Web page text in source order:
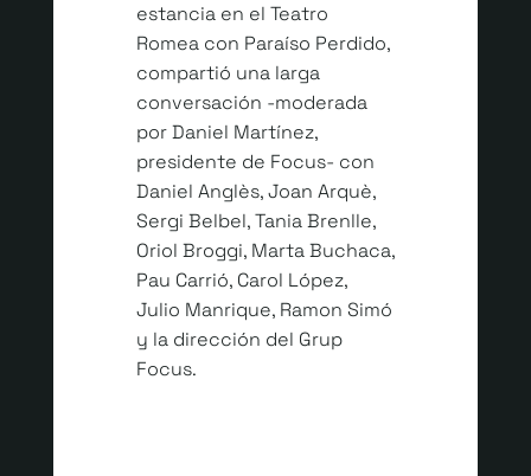
estancia en el Teatro
Romea con Paraíso Perdido,
compartió una larga
conversación -moderada
por Daniel Martínez,
presidente de Focus- con
Daniel Anglès, Joan Arquè,
Sergi Belbel, Tania Brenlle,
Oriol Broggi, Marta Buchaca,
Pau Carrió, Carol López,
Julio Manrique, Ramon Simó
y la dirección del Grup
Focus.